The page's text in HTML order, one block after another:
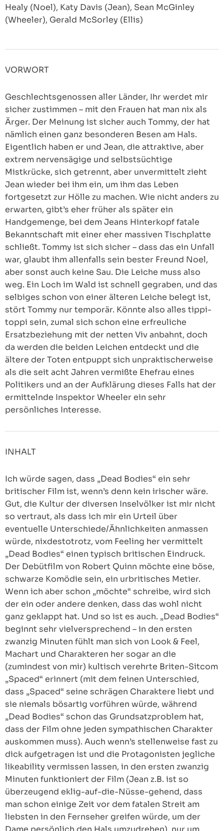
Healy (Noel), Katy Davis (Jean), Sean McGinley
(Wheeler), Gerald McSorley (Ellis)
VORWORT
Geschlechtsgenossen aller Länder, Ihr werdet mir
sicher zustimmen – mit den Frauen hat man nix als
Ärger. Der Meinung ist sicher auch Tommy, der hat
nämlich einen ganz besonderen Besen am Hals.
Eigentlich haben er und Jean, die attraktive, aber
extrem nervensägige und selbstsüchtige
Mistkrücke, sich getrennt, aber unvermittelt zieht
Jean wieder bei ihm ein, um ihm das Leben
fortgesetzt zur Hölle zu machen. Wie nicht anders zu
erwarten, gibt’s eher früher als später ein
Handgemenge, bei dem Jeans Hinterkopf fatale
Bekanntschaft mit einer eher massiven Tischplatte
schließt. Tommy ist sich sicher – dass das ein Unfall
war, glaubt ihm allenfalls sein bester Freund Noel,
aber sonst auch keine Sau. Die Leiche muss also
weg. Ein Loch im Wald ist schnell gegraben, und das
selbiges schon von einer älteren Leiche belegt ist,
stört Tommy nur temporär. Könnte also alles tippi-
toppi sein, zumal sich schon eine erfreuliche
Ersatzbeziehung mit der netten Viv anbahnt, doch
da werden die beiden Leichen entdeckt und die
ältere der Toten entpuppt sich unpraktischerweise
als die seit acht Jahren vermißte Ehefrau eines
Politikers und an der Aufklärung dieses Falls hat der
ermittelnde Inspektor Wheeler ein sehr
persönliches Interesse.
INHALT
Ich würde sagen, dass „Dead Bodies“ ein sehr
britischer Film ist, wenn’s denn kein irischer wäre.
Gut, die Kultur der diversen Inselvölker ist mir nicht
so vertraut, als dass ich mir ein Urteil über
eventuelle Unterschiede/Ähnlichkeiten anmassen
würde, nixdestotrotz, vom Feeling her vermittelt
„Dead Bodies“ einen typisch britischen Eindruck.
Der Debütfilm von Robert Quinn möchte eine böse,
schwarze Komödie sein, ein urbritisches Metier.
Wenn ich aber schon „möchte“ schreibe, wird sich
der ein oder andere denken, dass das wohl nicht
ganz geklappt hat. Und so ist es auch. „Dead Bodies“
beginnt sehr vielversprechend – in den ersten
zwanzig Minuten fühlt man sich von Look & Feel,
Machart und Charakteren her sogar an die
(zumindest von mir) kultisch verehrte Briten-Sitcom
„Spaced“ erinnert (mit dem feinen Unterschied,
dass „Spaced“ seine schrägen Charaktere liebt und
sie niemals bösartig vorführen würde, während
„Dead Bodies“ schon das Grundsatzproblem hat,
dass der Film ohne jeden sympathischen Charakter
auskommen muss). Auch wenn’s stellenweise fast zu
dick aufgetragen ist und die Protagonisten jegliche
likeability vermissen lassen, in den ersten zwanzig
Minuten funktioniert der Film (Jean z.B. ist so
überzeugend eklig-auf-die-Nüsse-gehend, dass
man schon einige Zeit vor dem fatalen Streit am
liebsten in den Fernseher greifen würde, um der